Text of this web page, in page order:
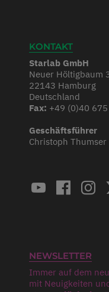
KONTAKT
Starlab GmbH
Neuer Höltigbaum
22143 Hamburg
Deutschland
Fax: +49 (0)40
Geschäftsführer
Christoph Thumser
NEWSLETTER
Immer auf dem
mit Neuigkeiten